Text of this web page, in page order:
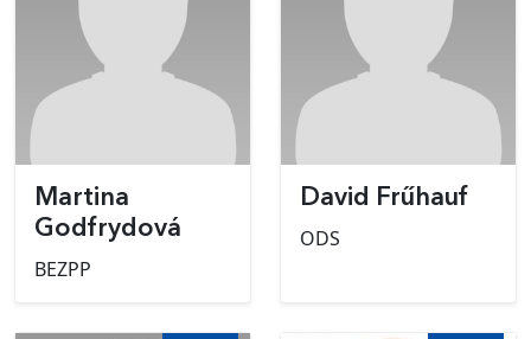
Martina
Godfrydová
BEZPP
David Frűhauf
ODS